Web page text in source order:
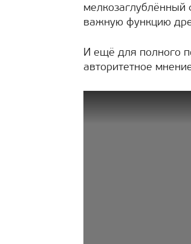
мелкозаглублённый
важную функцию
И ещё для полного
авторитетное